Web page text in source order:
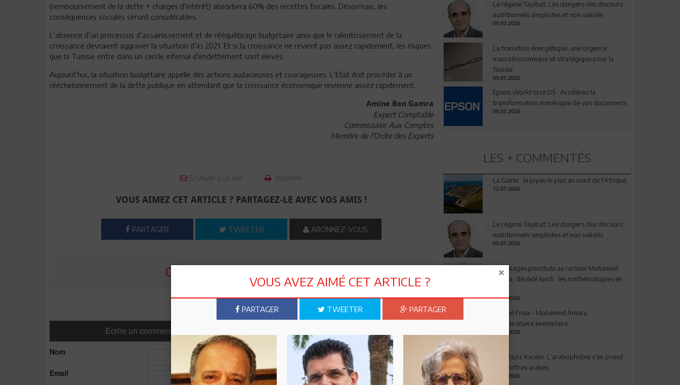
(remboursement de la dette + charges d’intérêt) absorbera 60% des recettes fiscales. Désormais, les
conséquences sociales seront considérables.
L’absence d’un processus d’assainissement et de rééquilibrage budgétaire ainsi que le ralentissement de la
croissance devraient aggraver la situation d’ici 2021. Et si la croissance ne revient pas assez rapidement, les risques
que la Tunisie entre dans un cercle infernal d’endettement sont élevés.
Aujourd’hui, la situation budgétaire appelle des actions audacieuses et courageuses. L’Etat doit procéder à un
rééchelonnement de la dette publique en attendant que la croissance économique revienne assez rapidement.
Amine Ben Gamra
Expert Comptable
Commissaire Aux Comptes
Membre de l'Ordre des Experts
Envoyer à un ami Imprimer
VOUS AIMEZ CET ARTICLE ? PARTAGEZ-LE AVEC VOS AMIS !
PARTAGER TWEETER ABONNEZ-VOUS
COMMENTER CET ARTICLE
0 Commentaires
Ecrire un commentaire
Nom
Email
Le régime Tayibat: Les dangers des discours
nutritionnels simplistes et non validés
09.07.2026
La transition énergétique, une urgence
macroéconomique et stratégique pour la
Tunisie
09.07.2026
Epson WorkForce DS : Accélérez la
transformation numérique de vos documents
09.07.2026
LES + COMMENTÉS
La Galite : le joyau le plus au nord de l'Afrique
12.07.2026
Le régime Tayibat: Les dangers des discours
nutritionnels simplistes et non validés
09.07.2026
Hommages ponctués au recteur Mohamed
Amara, décédé lundi : les mathématiques en
03.08.2026
Ahmed Friaa - Mohamed Amara:
l’Universitaire exemplaire
04.08.2026
Abdelaziz Kacem: L’arabophobie s’en prend
aux chiffres arabes
09.07.2026
VOUS AVEZ AIMÉ CET ARTICLE ?
PARTAGER TWEETER PARTAGER